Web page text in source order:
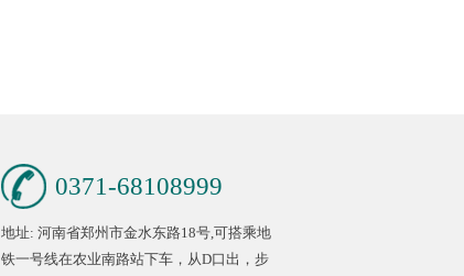
0371-68108999
地址: 河南省郑州市金水东路18号,可搭乘地
铁一号线在农业南路站下车，从D口出，步